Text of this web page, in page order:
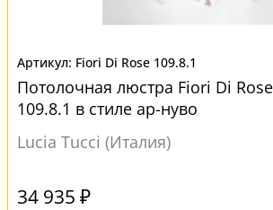
Fiori Di Rose 109.8.1
Потолочная люстра Fiori Di
109.8.1 в стиле ар-нуво
Lucia Tucci (Италия)
34 935 ₽